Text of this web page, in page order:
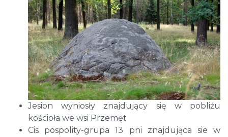
Jesion wyniosły znajdujący się w pobliżu
kościoła we wsi Przemęt
Cis pospolity-grupa 13 pni znajdująca sie w